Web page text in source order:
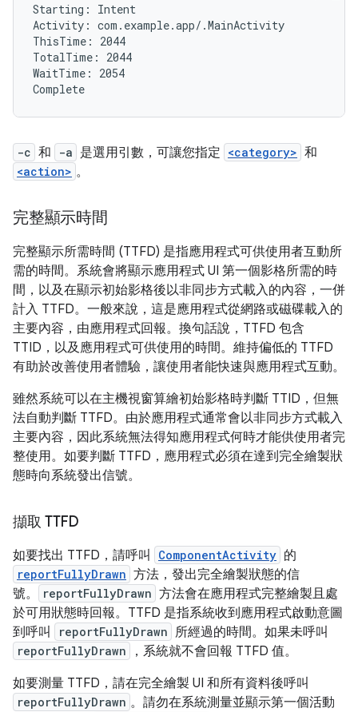
Starting: Intent
Activity: com.example.app/.MainActivity
ThisTime: 2044
TotalTime: 2044
WaitTime: 2054
-c 和 -a 是選用引數，可讓您指定 <category> 和
<action> 。
完整顯示時間
完整顯示所需時間 (TTFD) 是指應用程式可供使用者互動所
需的時間。系統會將顯示應用程式 UI 第一個影格所需的時
間，以及在顯示初始影格後以非同步方式載入的內容，一併
計入 TTFD。一般來說，這是應用程式從網路或磁碟載入的
主要內容，由應用程式回報。換句話說，TTFD 包含
TTID，以及應用程式可供使用的時間。維持偏低的 TTFD
有助於改善使用者體驗，讓使用者能快速與應用程式互動。
雖然系統可以在主機視窗算繪初始影格時判斷 TTID，但無
法自動判斷 TTFD。由於應用程式通常會以非同步方式載入
主要內容，因此系統無法得知應用程式何時才能供使用者完
整使用。如要判斷 TTFD，應用程式必須在達到完全繪製狀
態時向系統發出信號。
擷取 TTFD
如要找出 TTFD，請呼叫 ComponentActivity 的
reportFullyDrawn 方法，發出完全繪製狀態的信
號。
reportFullyDrawn 方法會在應用程式完整繪製且處
於可用狀態時回報。TTFD 是指系統收到應用程式啟動意圖
到呼叫
reportFullyDrawn 所經過的時間。如果未呼叫
reportFullyDrawn
，系統就不會回報 TTFD 值。
如要測量 TTFD，請在完全繪製 UI 和所有資料後呼叫
reportFullyDrawn 。請勿在系統測量並顯示第一個活動